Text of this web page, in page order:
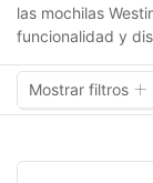
las mochilas
funcionalidad y
Mostrar filtros